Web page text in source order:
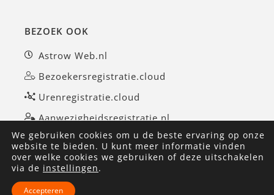
BEZOEK OOK
Astrow Web.nl
Bezoekersregistratie.cloud
Urenregistratie.cloud
Aanwezigheidsregistratie.nl
©AvanTimes 2026 Privacyverklaring
Algemene voorwaarden
We gebruiken cookies om u de beste ervaring op onze
website te bieden. U kunt meer informatie vinden
over welke cookies we gebruiken of deze uitschakelen
via de instellingen.
Accepteren